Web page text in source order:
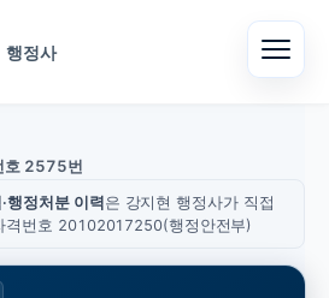
행정사
호 2575번
행정처분 이력 은 강지현 행정사가 직접
격번호 20102017250(행정안전부)